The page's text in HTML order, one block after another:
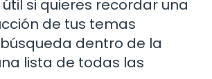
si quieres recordar una
de tus temas
dentro de la
lista de todas las